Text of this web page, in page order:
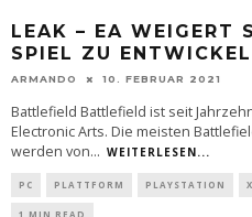
LEAK – EA WEIGERT
SPIEL ZU
ARMANDO 10. FEBRUAR 2021
Battlefield Battlefield ist seit
Electronic Arts. Die meisten
werden von... WEITERLESEN...
PC PLATTFORM PLAYSTATION
1 MIN READ